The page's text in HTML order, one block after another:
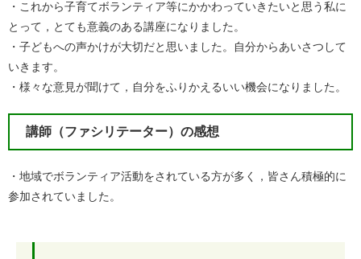
・これから子育てボランティア等にかかわっていきたいと思う私に
とって，とても意義のある講座になりました。
・子どもへの声かけが大切だと思いました。自分からあいさつして
いきます。
・様々な意見が聞けて，自分をふりかえるいい機会になりました。
講師（ファシリテーター）の感想
・地域でボランティア活動をされている方が多く，皆さん積極的に
参加されていました。